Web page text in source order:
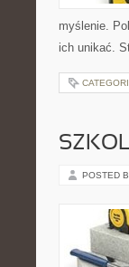
myślenie.
ich unikać.
POSTED